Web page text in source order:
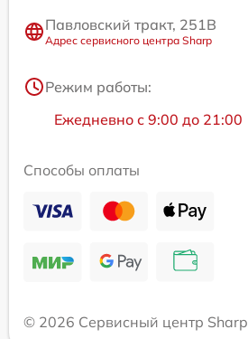
Павловский тракт, 251В
Адрес сервисного центра Sharp
Режим работы:
Ежедневно с 9:00 до 21:00
Способы оплаты
© 2026 Сервисный центр Sharp